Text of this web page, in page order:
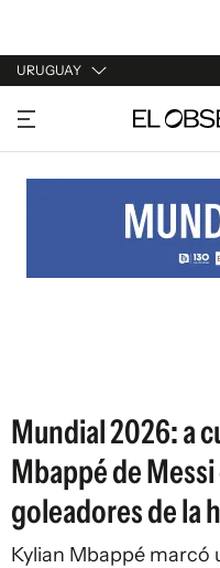
URUGUAY
URUGUAY
ARGENTINA
ESTADOS UNIDOS
Mundial 2026: a
Mbappé de
goleadores de la
Kylian Mbappé marcó